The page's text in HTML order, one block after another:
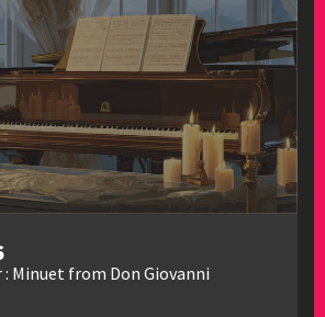
: Minuet from Don Giovanni